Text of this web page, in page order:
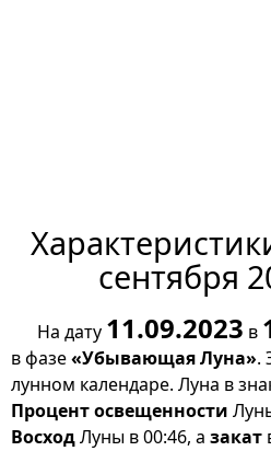
сентября
На дату 11.09.2023 в
в фазе«Убывающая Луна».
лунном календаре. Луна в
Процент освещенности
ВосходЛуны в 00:46, а закат